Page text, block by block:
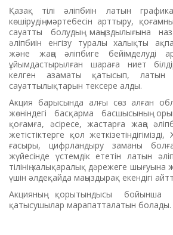
Қазақ тілі әліпбиін латын
көшірудің мәртебесін арттыру,
сауатты болудың маңыздылығына
әліпбиін енгізу туралы халықты
және жаңа әліпбиге бейімделуді
ұйымдастырылған шараға ниет
келген азаматы қатысып,
сауаттылықтарын тексере алды.
Акция барысында алғы сөз алған
жөніндегі басқарма басшысының
қоғамға, әсіресе, жастарға жаңа
жетістіктерге қол
ғасыры, цифрландыру заманы
жүйесінде үстемдік ететін латын
тілінің халықаралық дәрежеге
үшін әлдеқайда маңыздырақ екендігі
Акцияның қорытындысы бойынша
қатысушылар марапатталатын болады.